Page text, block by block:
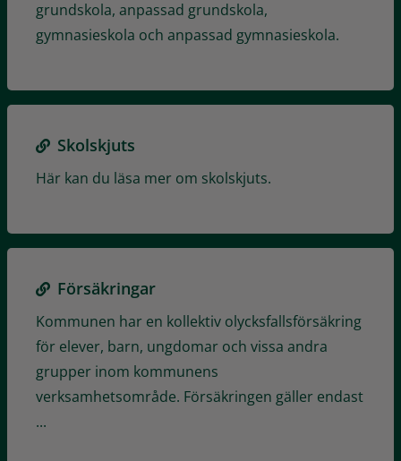
grundskola, anpassad grundskola,
gymnasieskola och anpassad gymnasieskola.
Skolskjuts
Här kan du läsa mer om skolskjuts.
Försäkringar
Kommunen har en kollektiv olycksfallsförsäkring
för elever, barn, ungdomar och vissa andra
grupper inom kommunens
verksamhetsområde. Försäkringen gäller endast
...